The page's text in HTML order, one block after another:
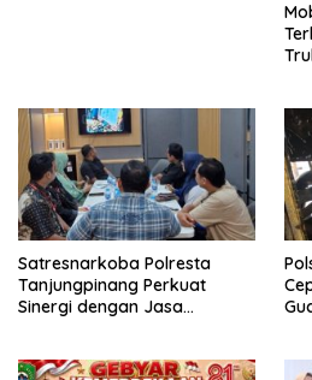
Satresnarkoba Polresta
Tanjungpinang Perkuat
Sinergi dengan Jasa